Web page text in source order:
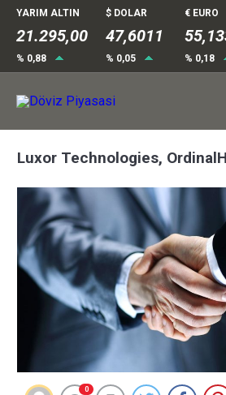
YARIM ALTIN
21.295,00
% 0,88
$ DOLAR
47,6011
% 0,05
€ EURO
% 0,18
Luxor Technologies,
0